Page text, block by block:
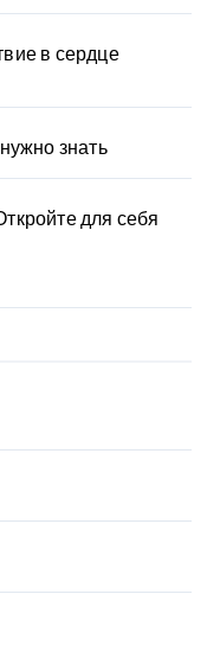
в сердце
знать
для себя